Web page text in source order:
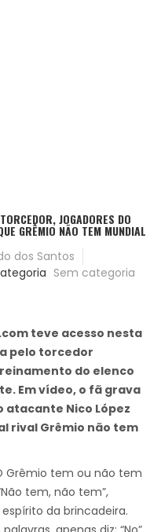
JOGADORES DO
GRÊMIO NÃO TEM MUNDIAL
dos Santos
Sem categoria
teve acesso nesta
pelo torcedor
do elenco
Em vídeo, o fã grava
atacante Nico López
rival Grêmio não tem
Grêmio tem ou não tem
tem, não tem”,
da brincadeira.